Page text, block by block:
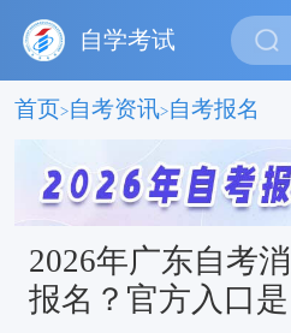
自学考试
首页>自考资讯>自考报名
2026年广东自考
报名？官方入口是